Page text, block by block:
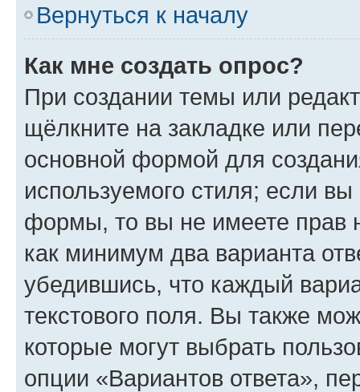
Вернуться к началу
Как мне создать опрос?
При создании темы или
щёлкните на закладке или
основной формой для
используемого стиля; если
формы, то вы не имеете прав
как минимум два варианта
убедившись, что каждый
текстового поля. Вы также
которые могут выбрать
опции «Вариантов ответа»,